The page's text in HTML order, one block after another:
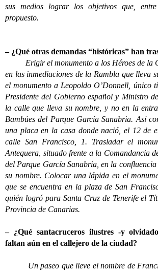
sus medios lograr los objetivos que,
propuesto.
– ¿Qué otras demandas “históricas” han
Erigir el monumento a los Héroes de la
en las inmediaciones de la Rambla que lleva
el monumento a Leopoldo O’Donnell, único
Presidente del Gobierno español y Ministro
la calle que lleva su nombre, y no en la
Bambúes del Parque García Sanabria. Así
una placa en la casa donde nació, el 12 de
calle San Francisco, 1. Trasladar el
Antequera, situado frente a la Comandancia
del Parque García Sanabria, en la
su nombre. Colocar una lápida en el
que se encuentra en la plaza de San
quién logró para Santa Cruz de Tenerife el
Provincia de Canarias.
– ¿Qué santacruceros ilustres -y
faltan aún en el callejero de la ciudad?
Un paseo que lleve el nombre de